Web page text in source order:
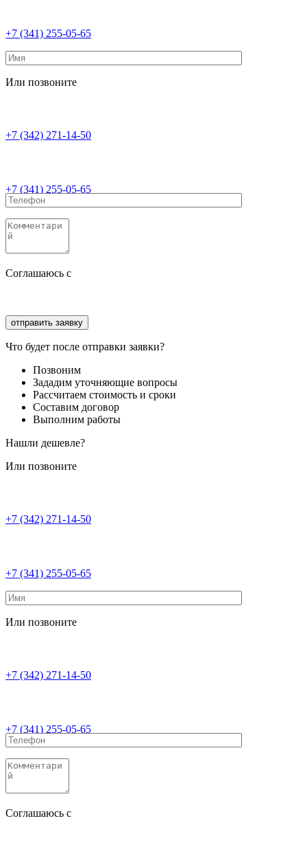
+7 (341) 255-05-65
Или позвоните
+7 (342) 271-14-50
+7 (341) 255-05-65
Соглашаюсь с
Что будет после отправки заявки?
Позвоним
Зададим уточняющие вопросы
Рассчитаем стоимость и сроки
Составим договор
Выполним работы
Нашли дешевле?
Или позвоните
+7 (342) 271-14-50
+7 (341) 255-05-65
Или позвоните
+7 (342) 271-14-50
+7 (341) 255-05-65
Соглашаюсь с